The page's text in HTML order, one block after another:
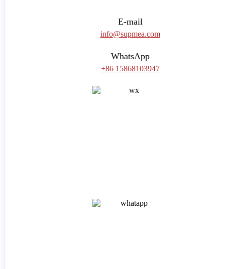
E-mail
info@supmea.com
WhatsApp
+86 15868103947